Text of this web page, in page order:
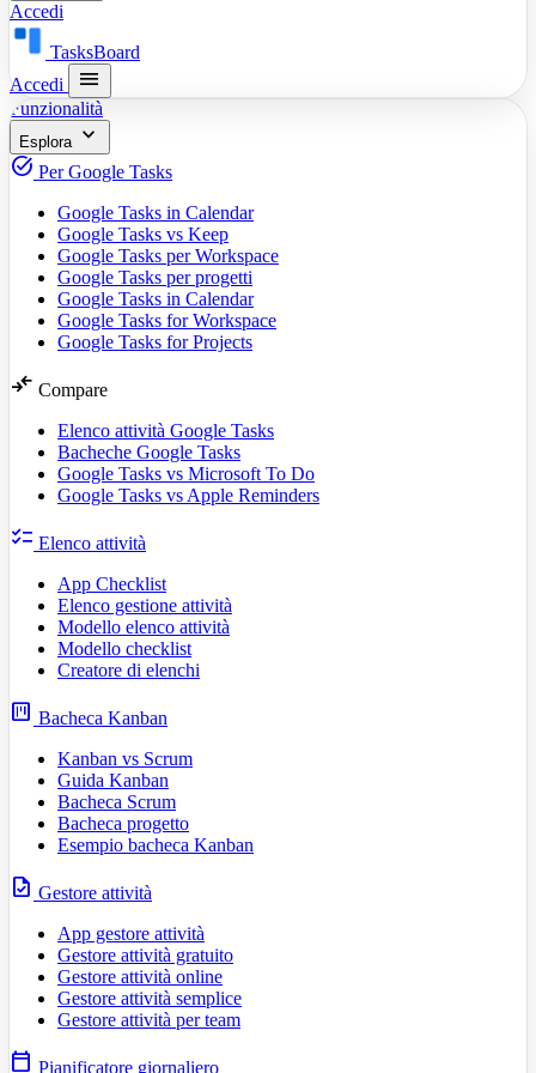
Accedi
TasksBoard
Accedi
menu
Funzionalità
Esplora expand_more
task_alt Per Google Tasks
Google Tasks in Calendar
Google Tasks vs Keep
Google Tasks per Workspace
Google Tasks per progetti
Google Tasks in Calendar
Google Tasks for Workspace
Google Tasks for Projects
compare_arrows Compare
Elenco attività Google Tasks
Bacheche Google Tasks
Google Tasks vs Microsoft To Do
Google Tasks vs Apple Reminders
checklist Elenco attività
App Checklist
Elenco gestione attività
Modello elenco attività
Modello checklist
Creatore di elenchi
view_kanban Bacheca Kanban
Kanban vs Scrum
Guida Kanban
Bacheca Scrum
Bacheca progetto
Esempio bacheca Kanban
task Gestore attività
App gestore attività
Gestore attività gratuito
Gestore attività online
Gestore attività semplice
Gestore attività per team
calendar_today Pianificatore giornaliero